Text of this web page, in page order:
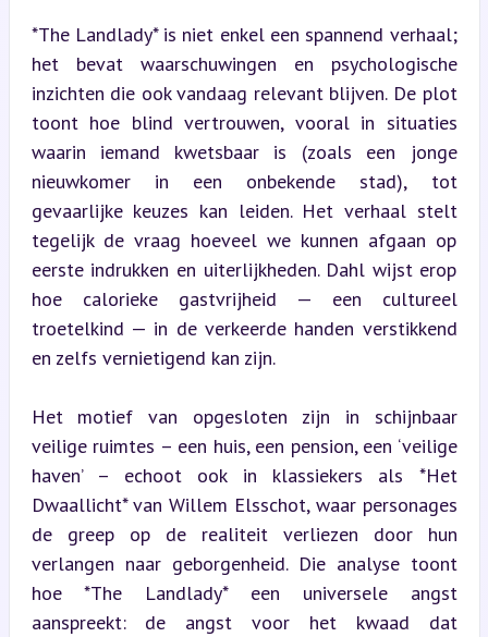
*The Landlady* is niet enkel een spannend verhaal;
het bevat waarschuwingen en psychologische
inzichten die ook vandaag relevant blijven. De plot
toont hoe blind vertrouwen, vooral in situaties
waarin iemand kwetsbaar is (zoals een jonge
nieuwkomer in een onbekende stad), tot
gevaarlijke keuzes kan leiden. Het verhaal stelt
tegelijk de vraag hoeveel we kunnen afgaan op
eerste indrukken en uiterlijkheden. Dahl wijst erop
hoe calorieke gastvrijheid — een cultureel
troetelkind — in de verkeerde handen verstikkend
en zelfs vernietigend kan zijn.
Het motief van opgesloten zijn in schijnbaar
veilige ruimtes – een huis, een pension, een ‘veilige
haven’ – echoot ook in klassiekers als *Het
Dwaallicht* van Willem Elsschot, waar personages
de greep op de realiteit verliezen door hun
verlangen naar geborgenheid. Die analyse toont
hoe *The Landlady* een universele angst
aanspreekt: de angst voor het kwaad dat